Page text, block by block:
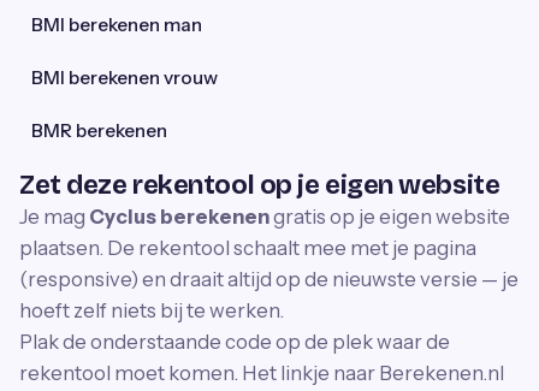
BMI berekenen man
BMI berekenen vrouw
BMR berekenen
Zet deze rekentool op je eigen website
Je mag Cyclus berekenengratis op je eigen website
plaatsen. De rekentool schaalt mee met je pagina
(responsive) en draait altijd op de nieuwste versie — je
hoeft zelf niets bij te werken.
Plak de onderstaande code op de plek waar de
rekentool moet komen. Het linkje naar Berekenen.nl